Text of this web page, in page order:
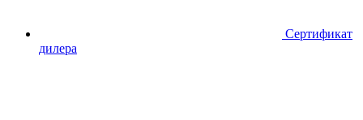
Сертификат
дилера